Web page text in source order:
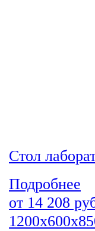
Стол
Подробнее
от 14 208